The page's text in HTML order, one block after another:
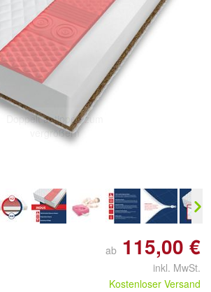
Doppelt antippen zum
vergrößern
ab 115,00 €
inkl. MwSt.
Kostenloser Versand